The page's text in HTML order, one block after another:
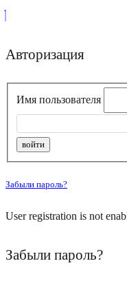
Авторизация
Имя пользователя
Забыли пароль?
User registration is not
Забыли пароль?